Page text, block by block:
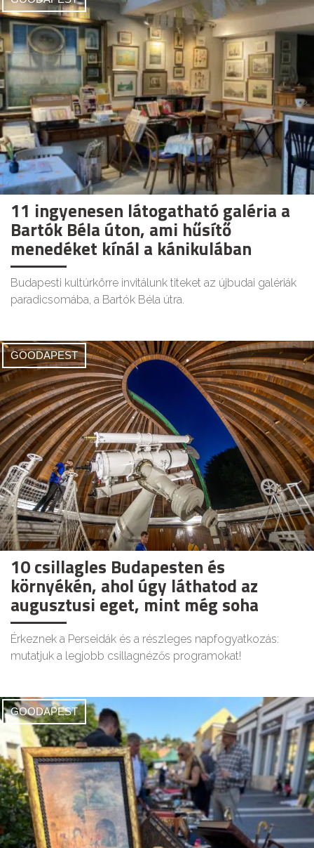
11 ingyenesen látogatható galéria a
Bartók Béla úton, ami hűsítő
menedéket kínál a kánikulában
Budapesti kultúrkörre invitálunk titeket az újbudai galériák
paradicsomába, a Bartók Béla útra.
GOODAPEST
10 csillagles Budapesten és
környékén, ahol úgy láthatod az
augusztusi eget, mint még soha
Érkeznek a Perseidák és a részleges napfogyatkozás:
mutatjuk a legjobb csillagnézős programokat!
GOODAPEST